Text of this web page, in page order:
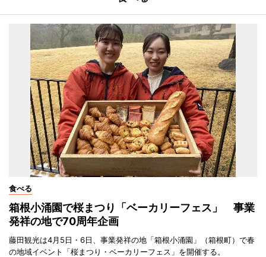
食べる
箱根小涌園で桜まつり「ベーカリーフェス」 事業
発祥の地で70周年企画
藤田観光は4月5日・6日、事業発祥の地「箱根小涌園」（箱根町）で春
の地域イベント「桜まつり・ベーカリーフェス」を開催する。